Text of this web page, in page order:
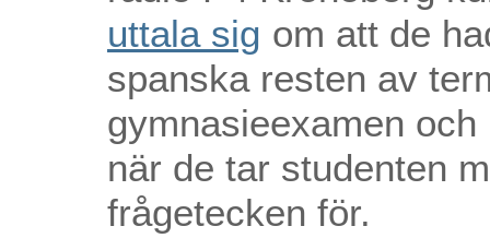
uttala sig om att de
spanska resten av
gymnasieexamen
när de tar studenten
frågetecken för.